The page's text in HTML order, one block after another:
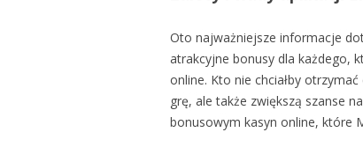
Oto najważniejsze informacje
atrakcyjne bonusy dla każdego,
online. Kto nie chciałby
grę, ale także zwiększą szanse
bonusowym kasyn online, które